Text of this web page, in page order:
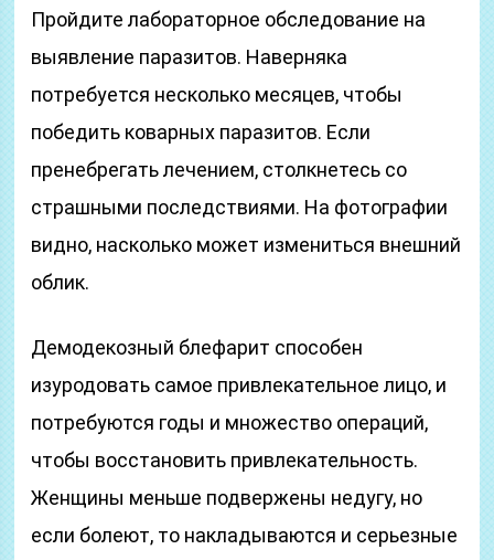
Пройдите лабораторное обследование на
выявление паразитов. Наверняка
потребуется несколько месяцев, чтобы
победить коварных паразитов. Если
пренебрегать лечением, столкнетесь со
страшными последствиями. На фотографии
видно, насколько может измениться внешний
облик.
Демодекозный блефарит способен
изуродовать самое привлекательное лицо, и
потребуются годы и множество операций,
чтобы восстановить привлекательность.
Женщины меньше подвержены недугу, но
если болеют, то накладываются и серьезные